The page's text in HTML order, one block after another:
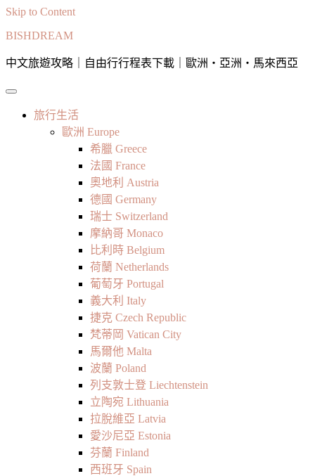
Skip to Content
BISHDREAM
中文旅遊攻略｜自由行行程表下載｜歐洲・亞洲・馬來西亞
旅行生活
歐洲 Europe
希臘 Greece
法國 France
奧地利 Austria
德國 Germany
瑞士 Switzerland
摩納哥 Monaco
比利時 Belgium
荷蘭 Netherlands
葡萄牙 Portugal
義大利 Italy
捷克 Czech Republic
梵蒂岡 Vatican City
馬爾他 Malta
波蘭 Poland
列支敦士登 Liechtenstein
立陶宛 Lithuania
拉脫維亞 Latvia
愛沙尼亞 Estonia
芬蘭 Finland
西班牙 Spain